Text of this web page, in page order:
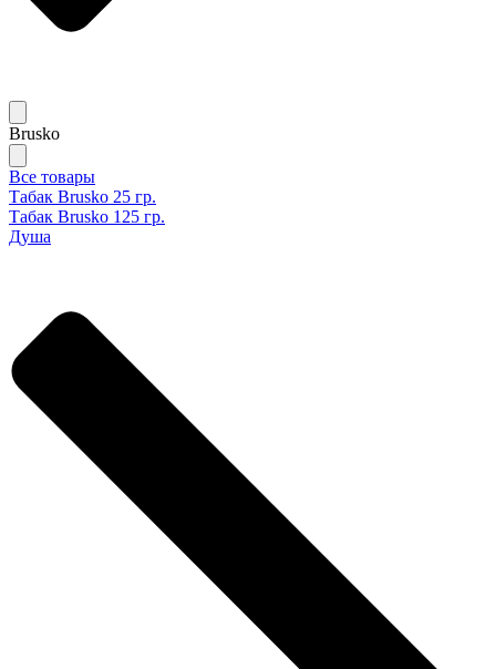
Brusko
Все товары
Табак Brusko 25 гр.
Табак Brusko 125 гр.
Душа